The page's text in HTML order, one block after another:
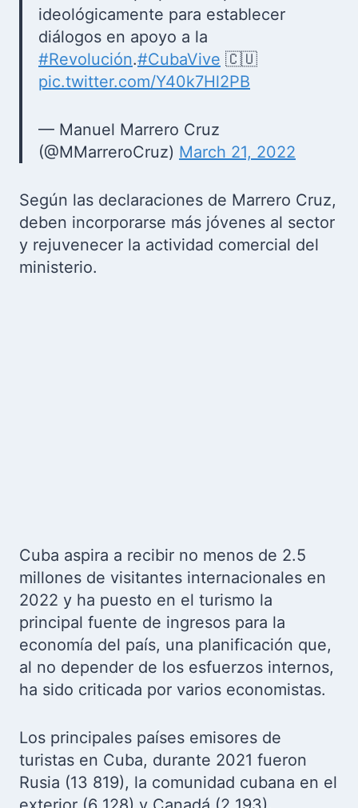
ideológicamente para establecer
diálogos en apoyo a la
#Revolución.#CubaVive 🇨🇺
pic.twitter.com/Y40k7Hl2PB
— Manuel Marrero Cruz
(@MMarreroCruz) March 21, 2022
Según las declaraciones de Marrero Cruz,
deben incorporarse más jóvenes al sector
y rejuvenecer la actividad comercial del
ministerio.
Cuba aspira a recibir no menos de 2.5
millones de visitantes internacionales en
2022 y ha puesto en el turismo la
principal fuente de ingresos para la
economía del país, una planificación que,
al no depender de los esfuerzos internos,
ha sido criticada por varios economistas.
Los principales países emisores de
turistas en Cuba, durante 2021 fueron
Rusia (13 819), la comunidad cubana en el